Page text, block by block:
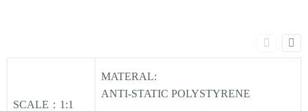
SCALE：1:1
MATERAL:
ANTI-STATIC POLYSTYRENE